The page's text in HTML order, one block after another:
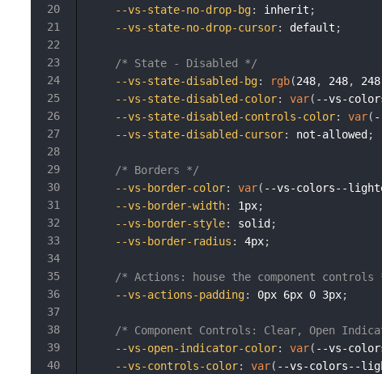
--vs-state-no-drop-bg: inherit ;
--vs-state-no-drop-cursor: default ;
/* State - Disabled */
--vs-state-disabled-bg: rgb(248, 248, 248
--vs-state-disabled-color: var( --vs-
--vs-state-disabled-controls-color: var(
--vs-state-disabled-cursor: not-allowed ;
/* Borders */
--vs-border-color: var( --vs-colors--
--vs-border-width: 1px;
--vs-border-style: solid ;
--vs-border-radius : 4px;
/* Actions: house the component controls
--vs-actions-padding: 0px 6px 0 3px;
/* Component Controls: Clear, Open
--vs-open-indicator-color: var( --vs-
--vs-controls-color: var( --vs-colors--